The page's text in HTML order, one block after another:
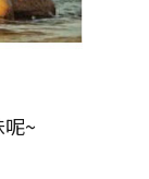
~